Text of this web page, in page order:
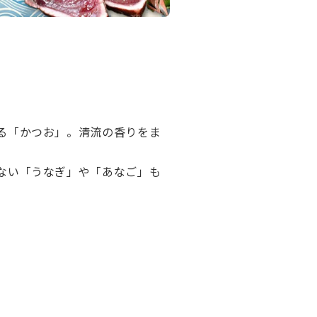
「かつお」。清流の香りをま
い「うなぎ」や「あなご」も